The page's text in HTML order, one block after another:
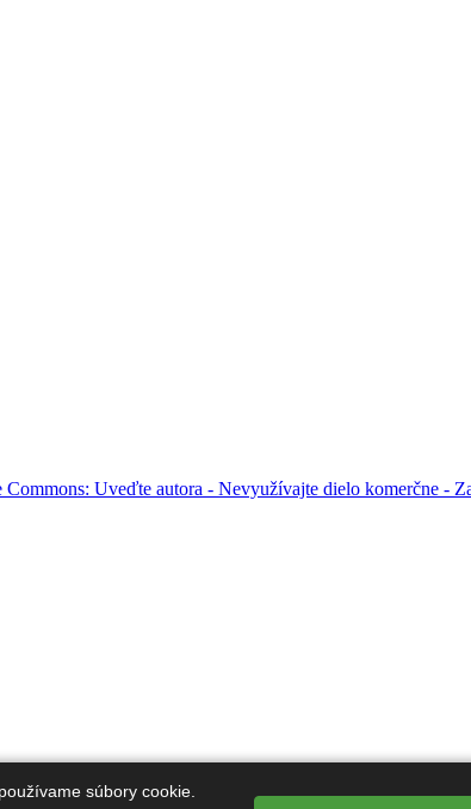
Commons: Uveďte autora - Nevyužívajte dielo komerčne -
súbory cookie.